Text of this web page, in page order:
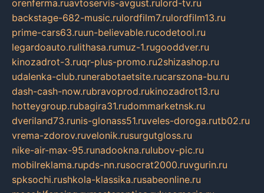
orenferma.ruavtoservis-avgust.rulord-tv.ru
backstage-682-music.rulordfilm7.rulordfilm13.ru
prime-cars63.ruun-believable.rucodetool.ru
legardoauto.rulithasa.rumuz-1.rugooddver.ru
kinozadrot-3.ruqr-plus-promo.ru2shizashop.ru
udalenka-club.runerabotaetsite.rucarszona-bu.ru
dash-cash-now.rubravoprod.rukinozadrot13.ru
hotteygroup.rubagira31.rudommarketnsk.ru
dveriland73.runis-glonass51.ruveles-doroga.rutb02.ru
vrema-zdorov.ruvelonik.rusurgutgloss.ru
nike-air-max-95.runadookna.rulubov-pic.ru
mobilreklama.rupds-nn.rusocrat2000.ruvgurin.ru
spksochi.rushkola-klassika.rusabeonline.ru